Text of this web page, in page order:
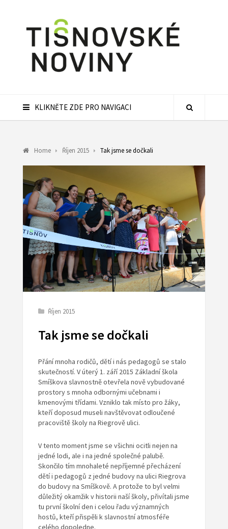
KLIKNĚTE ZDE PRO NAVIGACI
Home Říjen 2015 Tak jsme se dočkali
Říjen 2015
Tak jsme se dočkali
Přání mnoha rodičů, dětí i nás pedagogů se stalo
skutečností. V úterý 1. září 2015 Základní škola
Smíškova slavnostně otevřela nově vybudované
prostory s mnoha odbornými učebnami i
kmenovými třídami. Vzniklo tak místo pro žáky,
kteří doposud museli navštěvovat odloučené
pracoviště školy na Riegrově ulici.
V tento moment jsme se všichni ocitli nejen na
jedné lodi, ale i na jedné společné palubě.
Skončilo tím mnohaleté nepříjemné přecházení
dětí i pedagogů z jedné budovy na ulici Riegrova
do budovy na Smíškově. A protože to byl velmi
důležitý okamžik v historii naší školy, přivítali jsme
tu první školní den i celou řadu významných
hostů, kteří přispěli k slavnostní atmosféře
celého dopoledne.